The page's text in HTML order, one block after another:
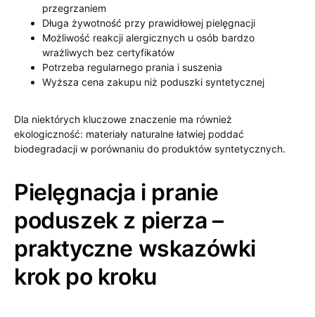
przegrzaniem
Długa żywotność przy prawidłowej pielęgnacji
Możliwość reakcji alergicznych u osób bardzo
wrażliwych bez certyfikatów
Potrzeba regularnego prania i suszenia
Wyższa cena zakupu niż poduszki syntetycznej
Dla niektórych kluczowe znaczenie ma również
ekologiczność: materiały naturalne łatwiej poddać
biodegradacji w porównaniu do produktów syntetycznych.
Pielęgnacja i pranie
poduszek z pierza –
praktyczne wskazówki
krok po kroku